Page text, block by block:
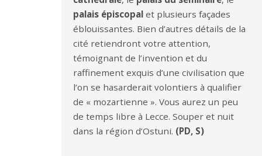
palais épiscopal et plusieurs façades
éblouissantes. Bien d’autres détails de la
cité retiendront votre attention,
témoignant de l’invention et du
raffinement exquis d’une civilisation que
l’on se hasarderait volontiers à qualifier
de « mozartienne ». Vous aurez un peu
de temps libre à Lecce. Souper et nuit
dans la région d’Ostuni. (PD, S)